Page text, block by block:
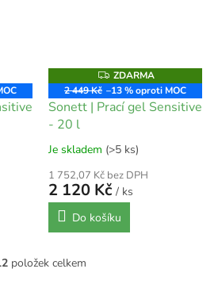
Z
D
A
R
ZDARMA
2 449 Kč –13 %
Sonett | Prací gel Sensitive
- 20 l
Je skladem (>5 ks)
1 752,07 Kč bez DPH
2 120 Kč / ks
Do košíku
O
položek celkem